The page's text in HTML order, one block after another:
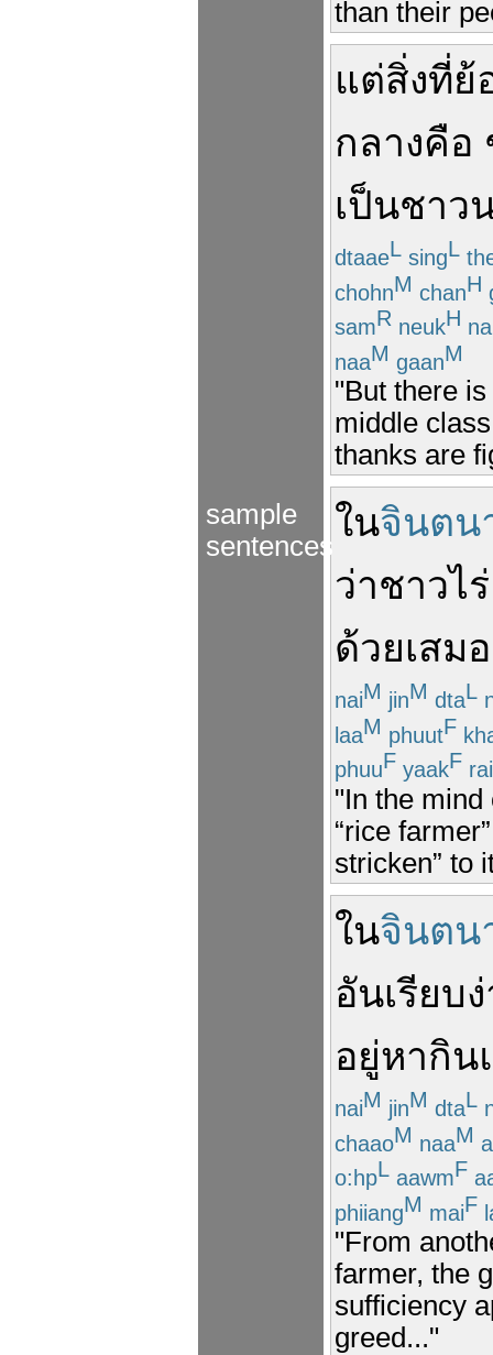
sample
sentences
than their
แต่สิ่งที่ย้
กลางคือ
เป็นชาว
dtaaeL singL
chohnM chanH
samR neukH
naaM gaanM
"But there
middle
thanks are
ในจินตน
ว่าชาวไร่
ด้วยเสมอ
naiM jinM dtaL
laaM phuutF
phuuF yaakF rai
"In the
“rice
stricken” to
ในจินตน
อันเรียบ
อยู่หากิน
naiM jinM dtaL
chaaoM naaM
o:hpL aawmF
phiiangM maiF
"From
farmer, the
sufficiency
greed..."